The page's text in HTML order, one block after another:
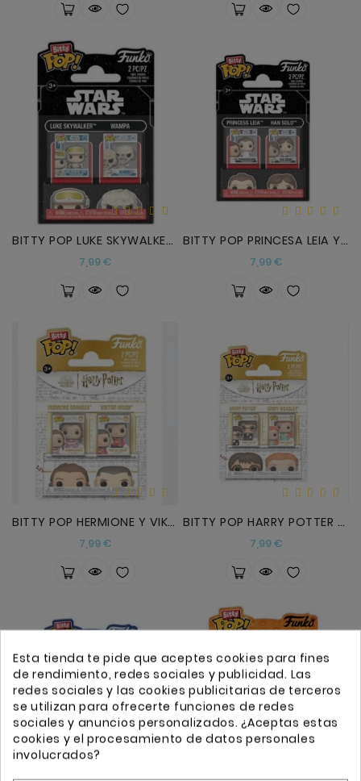
BITTY POP LUKE SKYWALKER Y WAMPA
7,99 €Precio
BITTY POP PRINCESA LEIA Y HAN SOLO
7,99 €Precio
BITTY POP HERMIONE Y VIKTOR KRUM
7,99 €Precio
BITTY POP HARRY POTTER Y GINNI
7,99 €Precio
Esta tienda te pide que aceptes cookies para fines
de rendimiento, redes sociales y publicidad. Las
redes sociales y las cookies publicitarias de terceros
se utilizan para ofrecerte funciones de redes
sociales y anuncios personalizados. ¿Aceptas estas
cookies y el procesamiento de datos personales
involucrados?